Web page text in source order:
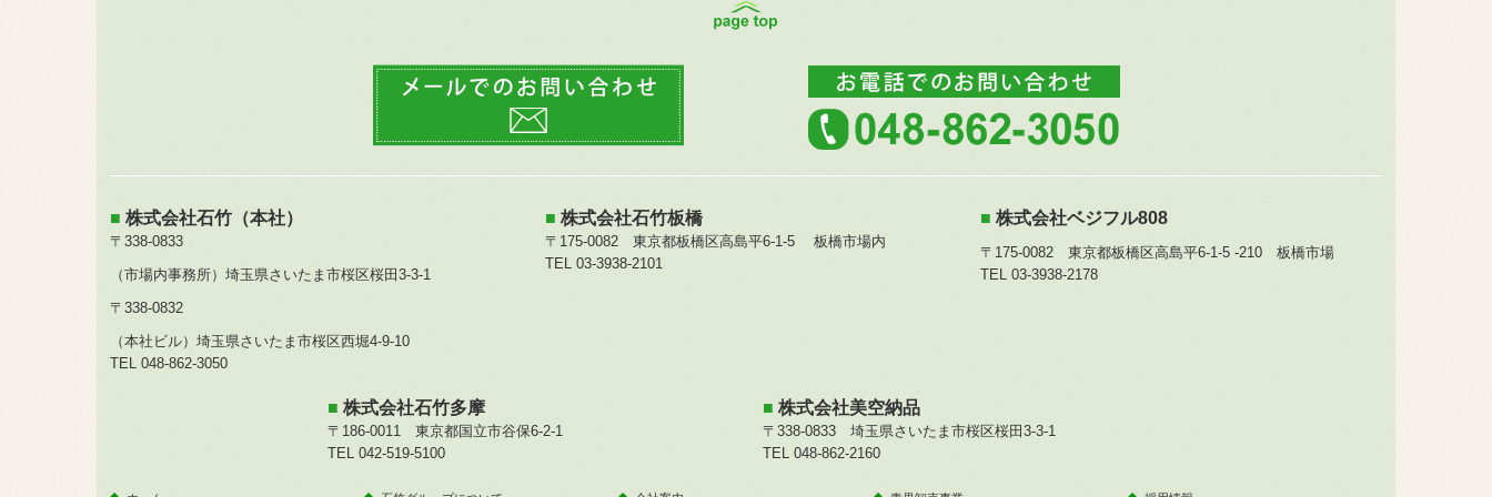
■ 株式会社石竹（本社）
〒338-0833
（市場内事務所）埼玉県さいたま市桜区桜田3-3-1
〒338-0832
（本社ビル）埼玉県さいたま市桜区西堀4-9-10
TEL 048-862-3050
■ 株式会社石竹板橋
〒175-0082 東京都板橋区高島平6-1-5 板橋市場内
TEL 03-3938-2101
■ 株式会社ベジフル808
〒175-0082 東京都板橋区高島平6-1-5 -210 板橋市場
TEL 03-3938-2178
■ 株式会社石竹多摩
〒186-0011 東京都国立市谷保6-2-1
TEL 042-519-5100
■ 株式会社美空納品
〒338-0833 埼玉県さいたま市桜区桜田3-3-1
TEL 048-862-2160